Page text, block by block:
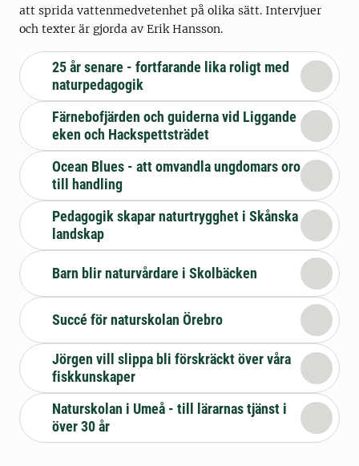
att sprida vattenmedvetenhet på olika sätt. Intervjuer
och texter är gjorda av Erik Hansson.
25 år senare - fortfarande lika roligt med
naturpedagogik
Färnebofjärden och guiderna vid Liggande
eken och Hackspettsträdet
Ocean Blues - att omvandla ungdomars oro
till handling
Pedagogik skapar naturtrygghet i Skånska
landskap
Barn blir naturvårdare i Skolbäcken
Succé för naturskolan Örebro
Jörgen vill slippa bli förskräckt över våra
fiskkunskaper
Naturskolan i Umeå - till lärarnas tjänst i
över 30 år